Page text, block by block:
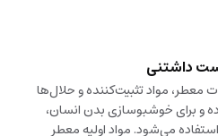
داشتنی
معطر، مواد تثبیت‌کننده و حلال‌ها
و برای خوشبوسازی بدن انسان،
می‌شود. مواد اولیه معطر